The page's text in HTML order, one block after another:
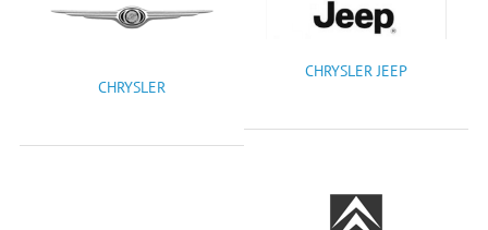
CHRYSLER
CHRYSLER JEEP